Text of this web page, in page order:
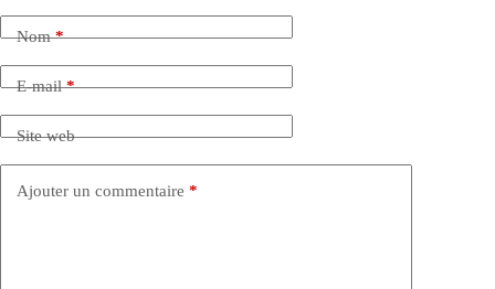
Nom*
E-mail*
Site web
Ajouter un commentaire *